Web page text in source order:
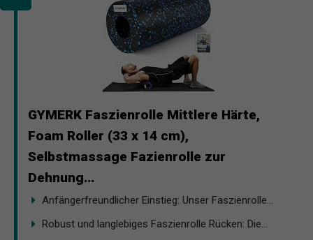
GYMERK Faszienrolle Mittlere Härte,
Foam Roller (33 x 14 cm),
Selbstmassage Fazienrolle zur
Dehnung...
Anfängerfreundlicher Einstieg: Unser Faszienrolle...
Robust und langlebiges Faszienrolle Rücken: Die...